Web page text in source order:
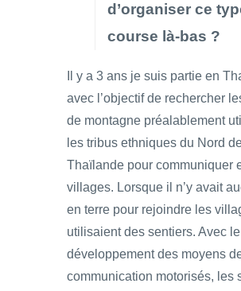
d’organiser ce
course là-bas ?
Il y a 3 ans je suis partie en
avec l’objectif de rechercher
de montagne préalablement
les tribus ethniques du Nord
Thaïlande pour communiquer
villages. Lorsque il n’y avait
en terre pour rejoindre les
utilisaient des sentiers. Avec le
développement des moyens
communication motorisés, les